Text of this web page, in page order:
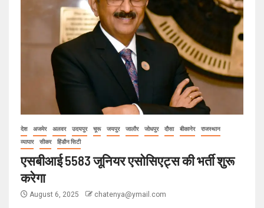
देश अजमेर अलवर उदयपुर चूरू जयपुर जालौर जोधपुर दौसा बीकानेर
राजस्थान
व्यापार
सीकर हिंडौन सिटी
एसबीआई 5583 जूनियर एसोसिएट्स की भर्ती शुरू
करेगा
August 6, 2025 chatenya@ymail.com